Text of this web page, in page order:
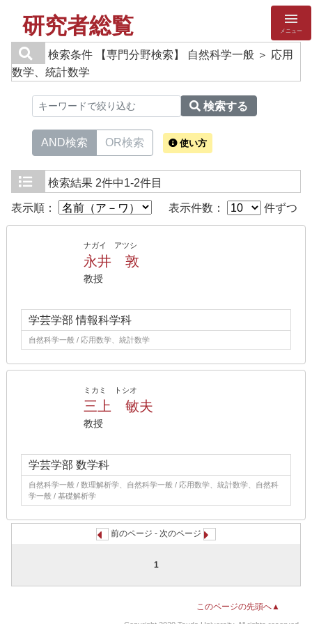
研究者総覧 メニュー
検索条件
【専門分野検索】 自然科学一般 ＞ 応用
数学、統計数学
検索する
AND検索 OR検索 使い方
検索結果 2件中1-2件目
表示順： 表示件数： 件ずつ
ナガイ アツシ
永井 敦
教授
学芸学部 情報科学科
自然科学一般 / 応用数学、統計数学
ミカミ トシオ
三上 敏夫
教授
学芸学部 数学科
自然科学一般 / 数理解析学、自然科学一般 / 応用数学、統計数学、自然科
学一般 / 基礎解析学
前のページ - 次のページ
1
このページの先頭へ▲